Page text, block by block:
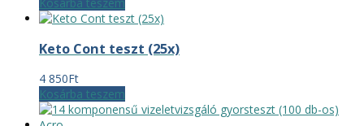
Keto Cont teszt (25x)
4 850Ft
Kosárba teszem